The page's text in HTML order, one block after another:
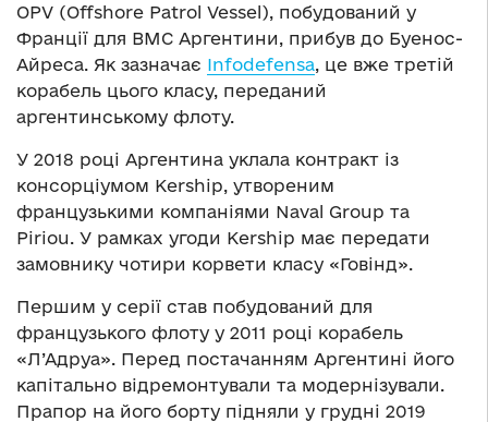
OPV (Offshore Patrol Vessel), побудований у
Франції для ВМС Аргентини, прибув до Буенос-
Айреса. Як зазначає Infodefensa, це вже третій
корабель цього класу, переданий
аргентинському флоту.
У 2018 році Аргентина уклала контракт із
консорціумом Kership, утвореним
французькими компаніями Naval Group та
Piriou. У рамках угоди Kership має передати
замовнику чотири корвети класу «Говінд».
Першим у серії став побудований для
французького флоту у 2011 році корабель
«Л’Адруа». Перед постачанням Аргентині його
капітально відремонтували та модернізували.
Прапор на його борту підняли у грудні 2019